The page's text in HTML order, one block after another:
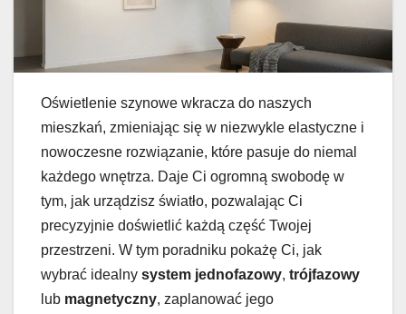
Oświetlenie szynowe wkracza do naszych
mieszkań, zmieniając się w niezwykle elastyczne i
nowoczesne rozwiązanie, które pasuje do niemal
każdego wnętrza. Daje Ci ogromną swobodę w
tym, jak urządzisz światło, pozwalając Ci
precyzyjnie doświetlić każdą część Twojej
przestrzeni. W tym poradniku pokażę Ci, jak
wybrać idealny system jednofazowy, trójfazowy
lub magnetyczny, zaplanować jego